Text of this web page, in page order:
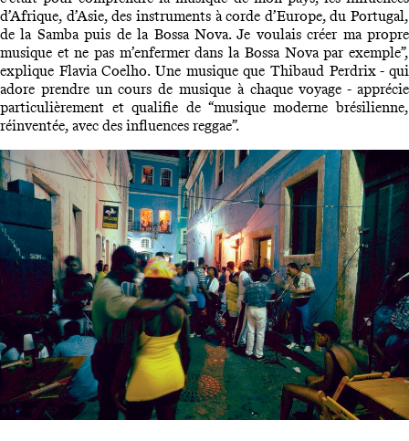
d’Afrique, d’Asie, des instruments à corde d’Europe, du Portugal,
de la Samba puis de la Bossa Nova. Je voulais créer ma propre
musique et ne pas m’enfermer dans la Bossa Nova par exemple”,
explique Flavia Coelho. Une musique que Thibaud Perdrix - qui
adore prendre un cours de musique à chaque voyage - apprécie
particulièrement et qualifie de “musique moderne brésilienne,
réinventée, avec des influences reggae”.